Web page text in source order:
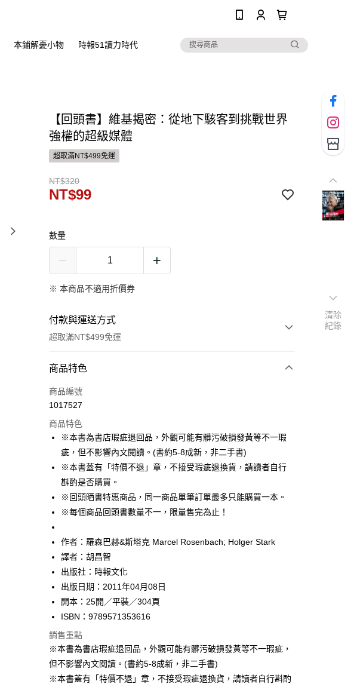
本鋪解憂小物 時報51讀力時代
【回頭書】維基揭密：從地下駭客到挑戰世界
強權的超級媒體
超取滿NT$499免運
NT$320
NT$99
數量
※ 本商品不適用折價券
付款與運送方式
超取滿NT$499免運
付款方式
信用卡一次付款
運送方式
付款後全家取貨
每筆NT$60，滿NT$499(含以上)免運費
付款後7-11取貨
每筆NT$60，滿NT$499(含以上)免運費
宅配
商品特色
商品編號
1017527
商品特色
※本書為書店瑕疵退回品，外觀可能有髒污破損發黃等不一瑕
疵，但不影響內文閱讀。(書約5-8成新，非二手書)
※本書蓋有「特價不退」章，不接受瑕疵退換貨，請讀者自行
斟酌是否購買。
※回頭晒書特惠商品，同一商品單筆訂單最多只能購買一本。
※每個商品回頭書數量不一，限量售完為止！
作者：羅森巴赫&斯塔克 Marcel Rosenbach; Holger Stark
譯者：胡昌智
出版社：時報文化
出版日期：2011年04月08日
開本：25開／平裝／304頁
ISBN：9789571353616
銷售重點
※本書為書店瑕疵退回品，外觀可能有髒污破損發黃等不一瑕疵，
但不影響內文閱讀。(書約5-8成新，非二手書)
※本書蓋有「特價不退」章，不接受瑕疵退換貨，請讀者自行斟酌
清除
紀錄